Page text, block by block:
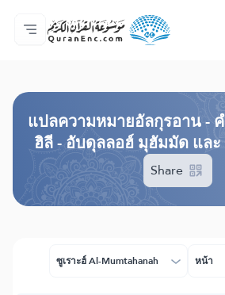
หน้าหลัก
สารบัญ​คำแปล
Audio
บริการสำหรับนักพัฒนา - API
เกี่ยวกับโครงการ
ติดต่อเรา
ภาษา
แปล​ความหมาย​อัลกุรอาน​ -
ฮิลี - อับดุลลอฮ์ มุฮัมมัด แล
Share
ซูเราะฮ์ Al-Mumtahanah หน้า